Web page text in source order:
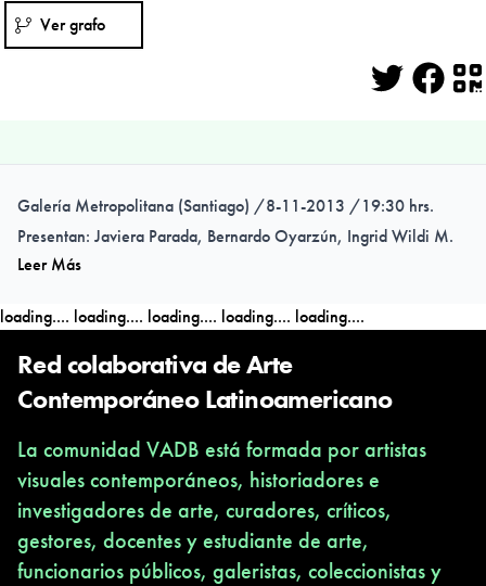
Ver grafo
Galería Metropolitana (Santiago) /8-11-2013 /19:30 hrs.
Presentan: Javiera Parada, Bernardo Oyarzún, Ingrid Wildi M.
Leer Más
loading.... loading.... loading.... loading.... loading....
Red colaborativa de Arte
Contemporáneo Latinoamericano
La comunidad VADB está formada por artistas
visuales contemporáneos, historiadores e
investigadores de arte, curadores, críticos,
gestores, docentes y estudiante de arte,
funcionarios públicos, galeristas, coleccionistas y